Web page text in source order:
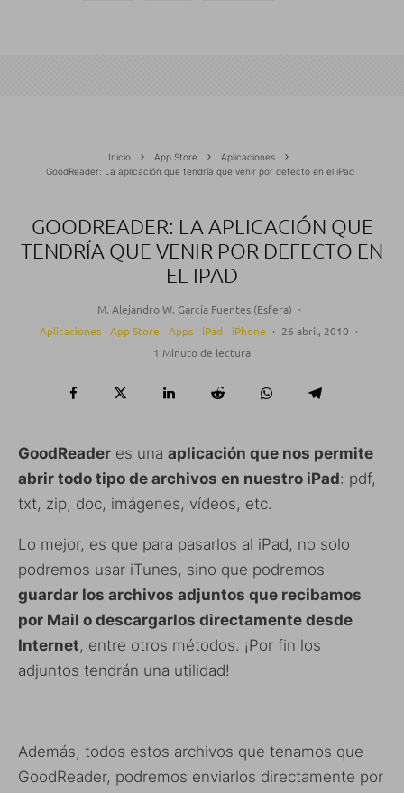
Inicio App Store
Aplicaciones
GoodReader: La aplicación que tendría que venir por defecto en el iPad
GOODREADER: LA APLICACIÓN QUE
TENDRÍA QUE VENIR POR DEFECTO EN
EL IPAD
M. Alejandro W. García Fuentes (Esfera) ·
Aplicaciones
App Store Apps iPad iPhone · 26 abril, 2010 ·
1 Minuto de lectura
GoodReader es una aplicación que nos permite
abrir todo tipo de archivos en nuestro iPad: pdf,
txt, zip, doc, imágenes, vídeos, etc.
Lo mejor, es que para pasarlos al iPad, no solo
podremos usar iTunes, sino que podremos
guardar los archivos adjuntos que recibamos
por Mail o descargarlos directamente desde
Internet, entre otros métodos. ¡Por fin los
adjuntos tendrán una utilidad!
Además, todos estos archivos que tenamos que
GoodReader, podremos enviarlos directamente por